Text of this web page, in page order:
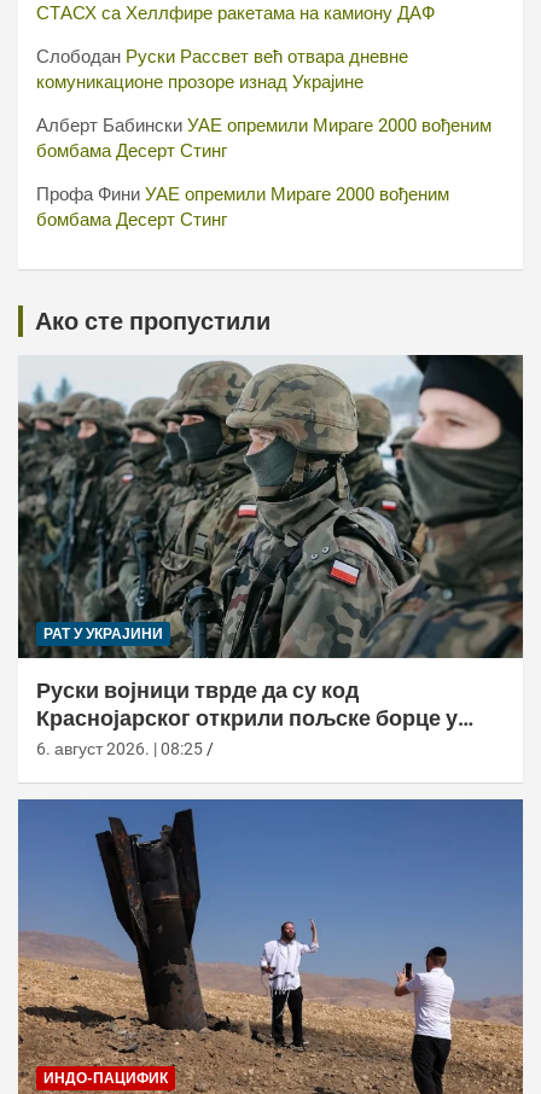
СТАСХ са Хеллфире ракетама на камиону ДАФ
Слободан Руски Рассвет већ отвара дневне
комуникационе прозоре изнад Украјине
Алберт Бабински УАЕ опремили Мираге 2000 вођеним
бомбама Десерт Стинг
Профа Фини УАЕ опремили Мираге 2000 вођеним
бомбама Десерт Стинг
Ако сте пропустили
РАТ У УКРАЈИНИ
Руски војници тврде да су код
Краснојарског открили пољске борце у
НАТО униформама
6. август 2026. | 08:25
ИНДО-ПАЦИФИК